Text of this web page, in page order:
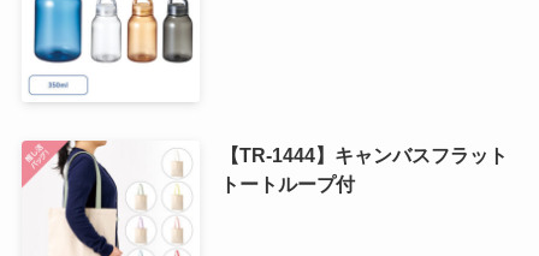
【TR-1444】キャンバスフラット
トートループ付